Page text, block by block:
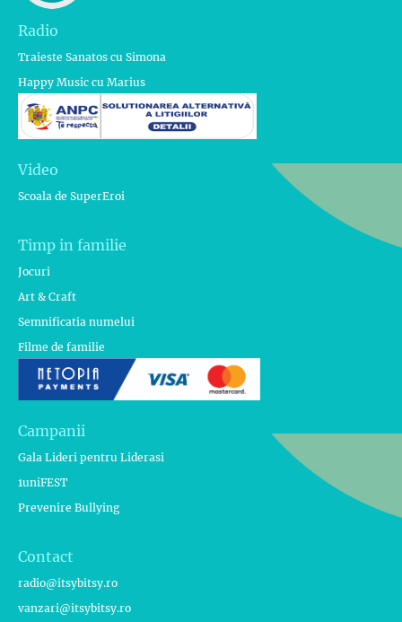
Radio
Traieste Sanatos cu Simona
Happy Music cu Marius
Video
Scoala de SuperEroi
Timp in familie
Jocuri
Art & Craft
Semnificatia numelui
Filme de familie
Campanii
Gala Lideri pentru Liderasi
1uniFEST
Prevenire Bullying
Contact
radio@itsybitsy.ro
vanzari@itsybitsy.ro